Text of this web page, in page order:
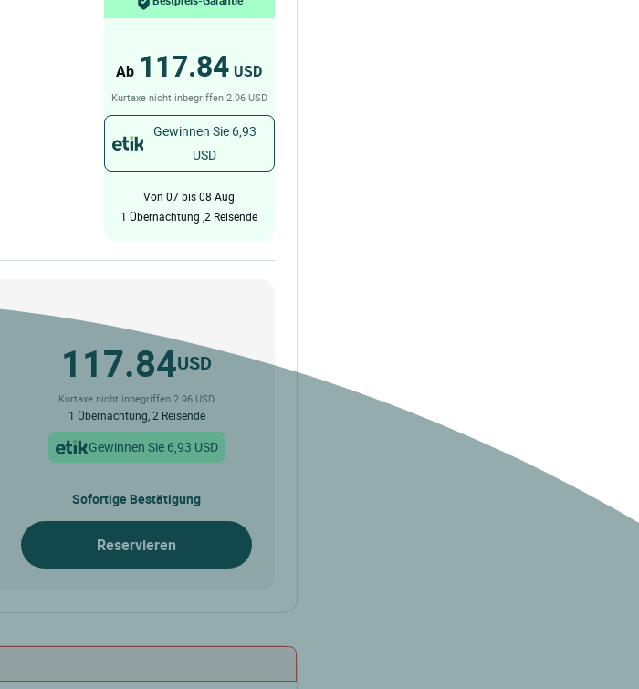
Ab 117.84 USD
Kurtaxe nicht inbegriffen 2.96 USD
Gewinnen Sie 6,93
USD
Von 07 bis 08 Aug
1 Übernachtung ,2 Reisende
117.84USD
Kurtaxe nicht inbegriffen 2.96 USD
1 Übernachtung, 2 Reisende
Gewinnen Sie 6,93 USD
Sofortige Bestätigung
Reservieren